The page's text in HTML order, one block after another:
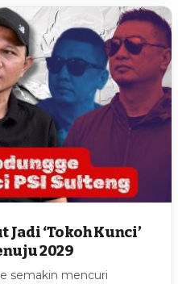
‘Tokoh Kunci’
2029
semakin mencuri